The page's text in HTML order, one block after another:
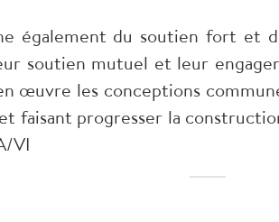
également du soutien fort et
soutien mutuel et leur
œuvre les conceptions
faisant progresser la
VI